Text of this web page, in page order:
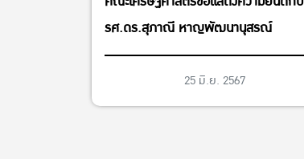
รศ.ดร.สุภาณี หาญพัฒนานุสรณ์
25 มิ.ย. 2567